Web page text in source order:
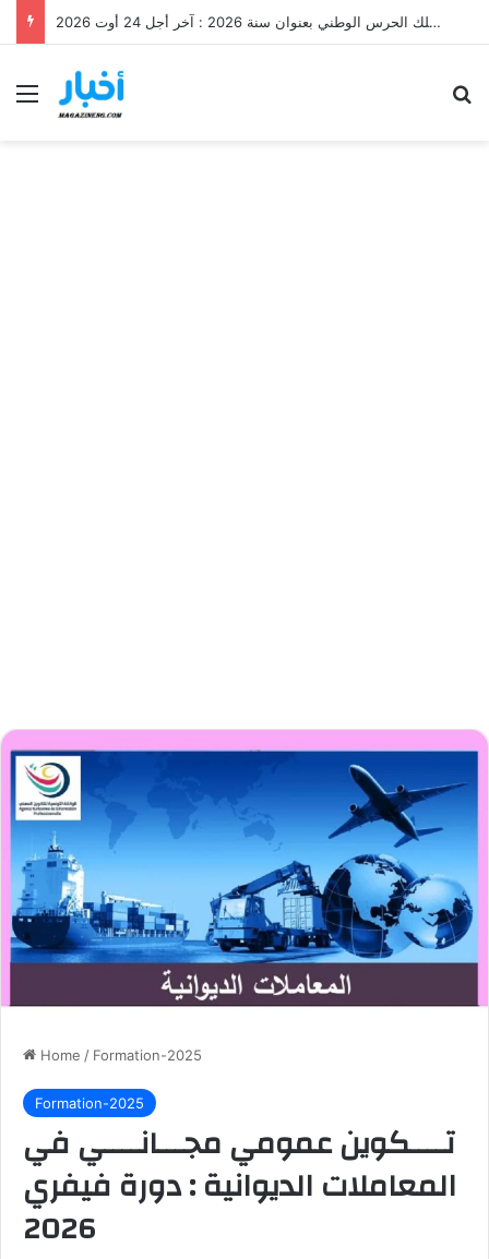
مناظرة إنتداب عرفاء ذكور بسلك الحرس الوطني بعنوان سنة 2026 : آخر أجل 24 أوت 2026
Menu
Home / Formation-2025
Formation-2025
تــــكوين عمومي مجـــانــــي في
المعاملات الديوانية : دورة فيفري
2026